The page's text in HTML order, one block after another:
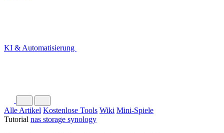
KI & Automatisierung
Alle Artikel Kostenlose Tools Wiki Mini-Spiele
Tutorial nas storage synology